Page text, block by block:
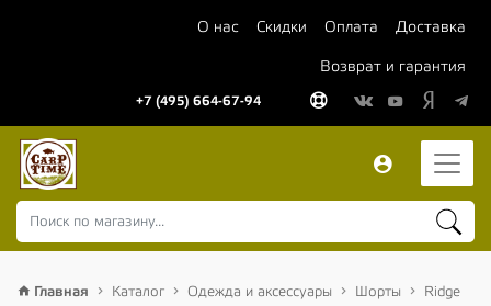
О нас Скидки Оплата Доставка
Возврат и гарантия
+7 (495) 664-67-94
Главная Каталог Одежда и аксессуары Шорты
Ridge